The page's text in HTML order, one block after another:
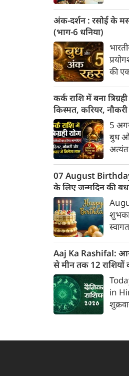
अलग-
शिव
है।
और
गई है।
अंक-दर्शन : रसोई के
(भाग-6 धनिया)
की
सुगंध
एक
है।
है,
है और
ओर
की
किए
है।
कर्क राशि में बना
किस्मत, करियर,
लाभ
5 अगस्त 2026 से कर्क
बुध
अत्यंत
तीन
बहुत
जाता
होते
होता
6
और
में
आइए
कौन-
07 August Birthday:
के लिए जन्मदिन की
बारे में
में
Aaj Ka Rashifal:
से मीन तक 12
2026)
in
पर